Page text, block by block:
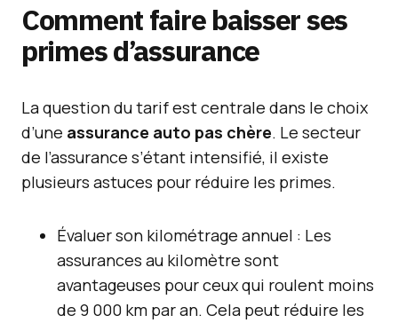
Comment faire baisser ses
primes d’assurance
La question du tarif est centrale dans le choix
d’une assurance auto pas chère. Le secteur
de l’assurance s’étant intensifié, il existe
plusieurs astuces pour réduire les primes.
Évaluer son kilométrage annuel : Les
assurances au kilomètre sont
avantageuses pour ceux qui roulent moins
de 9 000 km par an. Cela peut réduire les